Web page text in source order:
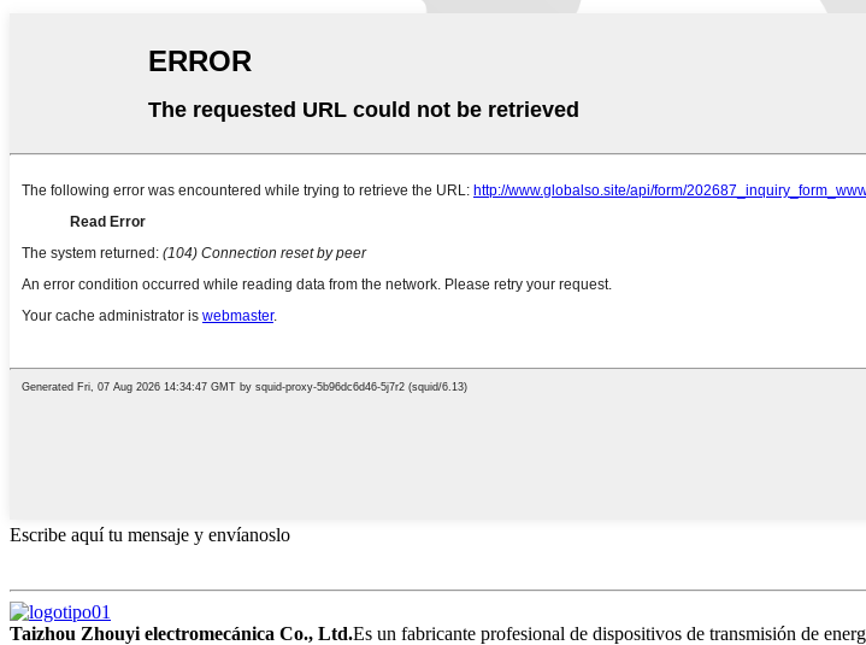
Escribe aquí tu mensaje y envíanoslo
Taizhou Zhouyi electromecánica Co., Ltd.Es un fabricante profesional de dispositivos de transmisión de